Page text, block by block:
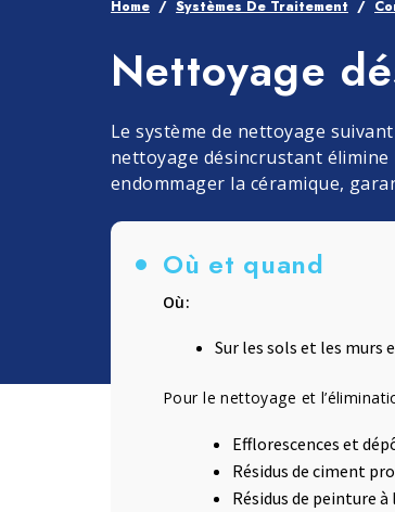
Nettoyage Cuisine
Lessive et Textiles
Marbres et Pierres
Bois et Parquet
Home Systèmes De Traitement
Nettoyage
Le système de nettoyage
nettoyage désincrustant
endommager la céramique,
Où et quand
Où:
Sur les sols et les murs
Pour le nettoyage et
Efflorescences et
Résidus de ciment
Résidus de peinture à